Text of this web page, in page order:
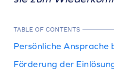
TABLE OF CONTENTS
Persönliche Ansprache
Förderung der